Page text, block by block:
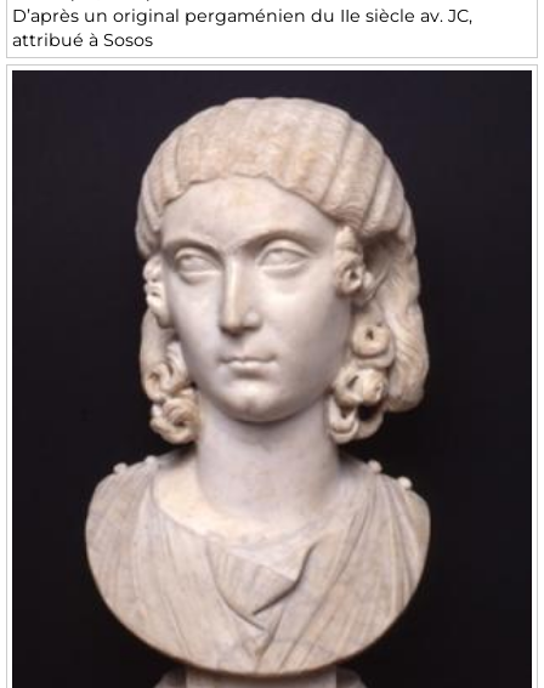
D’après un original pergaménien du IIe siècle av. JC,
attribué à Sosos